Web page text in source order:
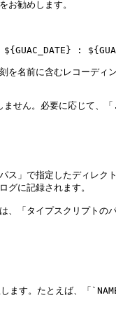
お勧めします。
:
を名前に含むレコーディ
せん。必要に応じて、
ス」で指定したディレ
グに記録されます。
、「タイプスクリプト
。たとえば、「